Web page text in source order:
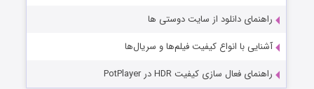
راهنمای دانلود از سایت دوستی ها
آشنایی با انواع کیفیت فیلم‌ها و سریال‌ها
راهنمای فعال سازی کیفیت HDR در PotPlayer